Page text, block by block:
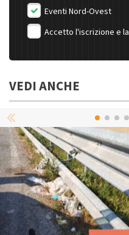
Eventi Nord-Ovest
Accetto l'iscrizione e la
VEDI ANCHE